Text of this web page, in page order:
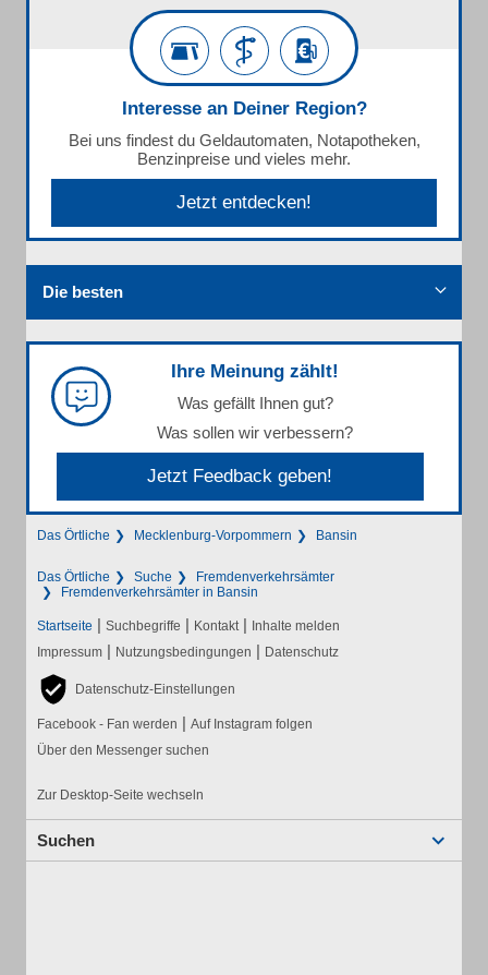
Interesse an Deiner Region?
Bei uns findest du Geldautomaten, Notapotheken,
Benzinpreise und vieles mehr.
Jetzt entdecken!
Die besten
Ihre Meinung zählt!
Was gefällt Ihnen gut?
Was sollen wir verbessern?
Jetzt Feedback geben!
Das Örtliche Mecklenburg-Vorpommern Bansin
Das Örtliche Suche
Fremdenverkehrsämter
Fremdenverkehrsämter in Bansin
Startseite | Suchbegriffe | Kontakt | Inhalte melden
Impressum | Nutzungsbedingungen | Datenschutz
Datenschutz-Einstellungen
Facebook - Fan werden | Auf Instagram folgen
Über den Messenger suchen
Zur Desktop-Seite wechseln
Suchen